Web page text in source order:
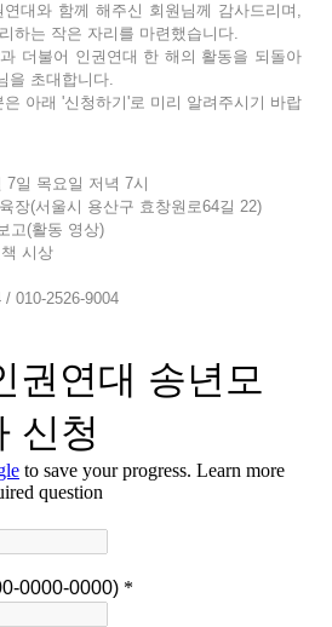
대와 함께 해주신 회원님께 감사드리며,
하는 작은 자리를 마련했습니다.
더불어 인권연대 한 해의 활동을 되돌아
을 초대합니다.
아래 '신청하기'로 미리 알려주시기 바랍
7일 목요일 저녁 7시
장(서울시 용산구 효창원로64길 22)
고(활동 영상)
시상
/ 010-2526-9004